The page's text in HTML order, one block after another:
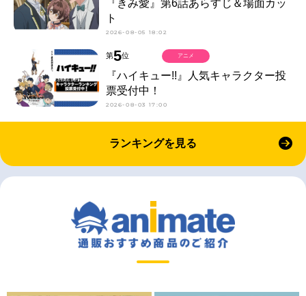
『きみ愛』第6話あらすじ＆場面カッ
ト
2026-08-05 18:02
第5位
『ハイキュー!!』人気キャラクター投
票受付中！
2026-08-03 17:00
アニメ
ランキングを見る